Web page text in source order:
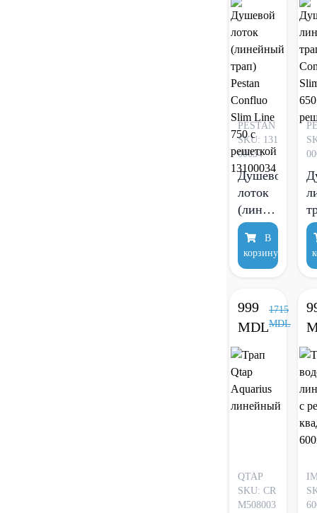
PESTAN
SKU: 131
00034
Душевой
лоток
(линейный
трап)
Pestan
Confluo
750 с
решеткой
13100034
В
корзину
999
MDL
1715
MDL
QTAP
SKU: CR
M508003